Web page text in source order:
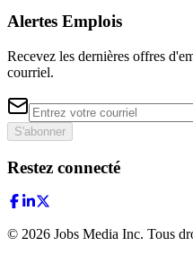
Alertes Emplois
Recevez les dernières offres
courriel.
S'abonner
Restez connecté
© 2026 Jobs Media Inc. Tous